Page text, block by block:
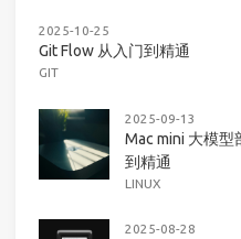
2025-10-25
Git Flow 从入门到精通
GIT
2025-09-13
Mac mini 大模
到精通
LINUX
2025-08-28